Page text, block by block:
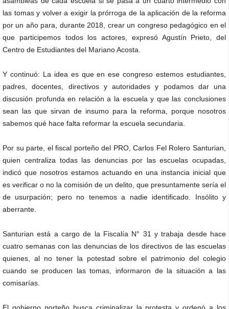
las tomas y volver a exigir la prórroga de la aplicación de la reforma
por un año para, durante 2018, crear un congreso pedagógico en el
que participemos todos los actores, expresó Agustín Prieto, del
Centro de Estudiantes del Mariano Acosta.
Y continuó: La idea es que en ese congreso estemos estudiantes,
padres, docentes, directivos y autoridades y podamos dar una
discusión profunda en relación a la escuela y que las conclusiones
sean las que sirvan de insumo para la reforma, porque nosotros
sabemos qué hace falta reformar la escuela secundaria.
Por su parte, el fiscal porteño del PRO, Carlos Fel Rolero Santurian,
quien centraliza todas las denuncias por las escuelas ocupadas,
indicó que nosotros estamos actuando en una instancia inicial que
es verificar o no la comisión de un delito, que presuntamente sería el
de usurpación; pero no tenemos a nadie identificado. Insólito y
aberrante.
Santurian está a cargo de la Fiscalía N° 31 y trabaja desde hace
cuatro semanas con las denuncias de los directivos de las escuelas
quienes, al no tener la potestad sobre el patrimonio del colegio
cuando se producen las tomas, informaron de la situación a las
comisarías.